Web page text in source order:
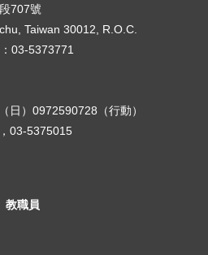
707號
Taiwan 30012, R.O.C.
03-5373771
日）0972590728（行動）
03-5375015
教職員